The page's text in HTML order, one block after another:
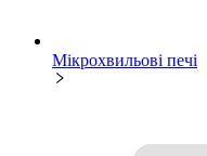
Мікрохвильові печі